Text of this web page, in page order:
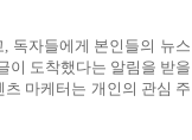
, 독자들에게 본인들의 뉴스
이 도착했다는 알림을 받을
츠 마케터는 개인의 관심 주